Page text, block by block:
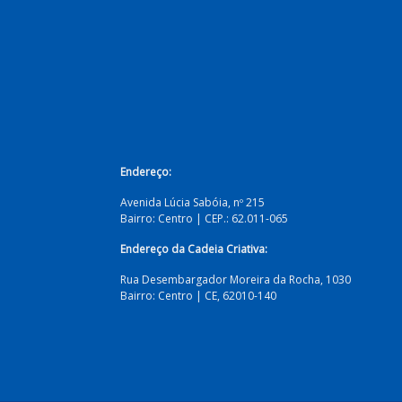
Endereço:
Avenida Lúcia Sabóia, nº 215
Bairro: Centro | CEP.: 62.011-065
Endereço da Cadeia Criativa:
Rua Desembargador Moreira da Rocha, 1030
Bairro: Centro | CE, 62010-140